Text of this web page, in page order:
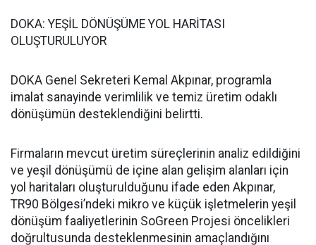
DOKA: YEŞİL DÖNÜŞÜME YOL HARİTASI
OLUŞTURULUYOR
DOKA Genel Sekreteri Kemal Akpınar, programla
imalat sanayinde verimlilik ve temiz üretim odaklı
dönüşümün desteklendiğini belirtti.
Firmaların mevcut üretim süreçlerinin analiz edildiğini
ve yeşil dönüşümü de içine alan gelişim alanları için
yol haritaları oluşturulduğunu ifade eden Akpınar,
TR90 Bölgesi’ndeki mikro ve küçük işletmelerin yeşil
dönüşüm faaliyetlerinin SoGreen Projesi öncelikleri
doğrultusunda desteklenmesinin amaçlandığını